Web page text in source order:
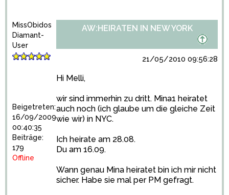
MissObidos
Diamant-
User
Beigetreten:
16/09/2009
00:40:35
Beiträge:
179
Offline
AW:HEIRATEN IN NEW YORK
21/05/2010 09:56:28
Hi Melli,
wir sind immerhin zu dritt. Mina1 heiratet
auch noch (ich glaube um die gleiche Zeit
wie wir) in NYC.
Ich heirate am 28.08.
Du am 16.09.
Wann genau Mina heiratet bin ich mir nicht
sicher. Habe sie mal per PM gefragt.